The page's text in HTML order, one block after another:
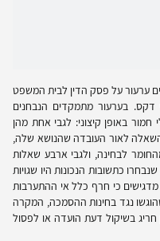
ערעור על פסק הדין לבית המשפט
דקס. בערעור מתמקדים הנבחנים
באופן קיצוני: לגבי אחת מהן
את השאלה לאור העובדה שהנושא שלה,
לבחינה, ולגבי ארבע שאלות
כי החלופות שנבחרו כתשובות הנכונות היו שגויות
מדגישים כי חרף כלל אי ההתערבות
נגד בחינות ההסמכה, המקרה
חריג בשיקול דעת הועדה או לפסול